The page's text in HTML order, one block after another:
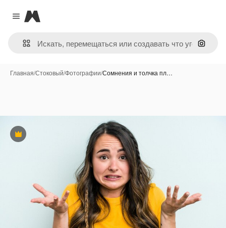
Close menu
Magnific
Поиск
Главная/Стоковый/Фотографии/Сомнения и толчка пл…
Премиум